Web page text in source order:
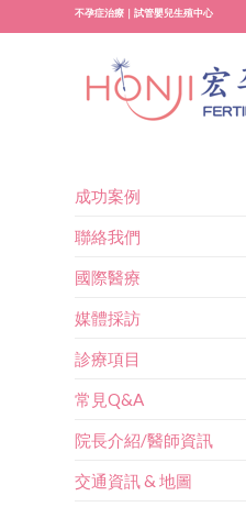
不孕症治療｜試管嬰兒生殖中心
成功案例
聯絡我們
國際醫療
媒體採訪
診療項目
常見Q&A
院長介紹/醫師資訊
交通資訊 & 地圖